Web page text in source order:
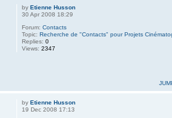
byEtienne Husson
30 Apr 2008 18:29
Forum:Contacts
Topic:Recherche de "Contacts" pour Projets
Replies:0
Views:2347
byEtienne Husson
19 Dec 2008 17:13